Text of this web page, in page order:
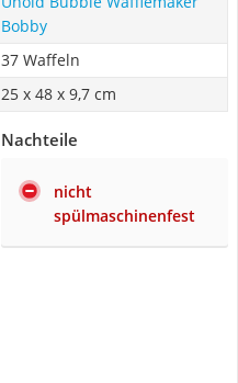
Bobby
37 Waffeln
‎25 x 48 x 9,7 cm
Nachteile
nicht
spülmaschinenfest